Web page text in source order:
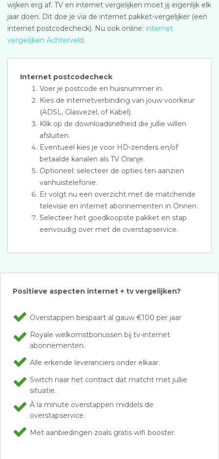
wijken erg af. TV en internet vergelijken moet jij eigenlijk elk
jaar doen. Dit doe je via de internet pakket-vergelijker (een
internet postcodecheck). Nu ook online: internet
vergelijken Achterveld.
Internet postcodecheck
Voer je postcode en huisnummer in.
Kies de internetverbinding van jouw voorkeur
(ADSL, Glasvezel, of Kabel).
Klik op de downloadsnelheid die jullie willen
afsluiten.
Eventueel kies je voor HD-zenders en/of
betaalde kanalen als TV Oranje.
Optioneel: selecteer de opties ten aanzien
vanhuistelefonie.
Er volgt nu een overzicht met de matchende
televisie en internet abonnementen in Onnen.
Selecteer het goedkoopste pakket en stap
eenvoudig over met de overstapservice.
Positieve aspecten internet + tv vergelijken?
Overstappen bespaart al gauw €100 per jaar
Royale welkomstbonussen bij tv-internet
abonnementen.
Alle erkende leveranciers onder elkaar.
Switch naar het contract dat matcht met jullie
situatie.
À la minute overstappen middels de
overstapservice.
Met aanbiedingen zoals gratis wifi booster.